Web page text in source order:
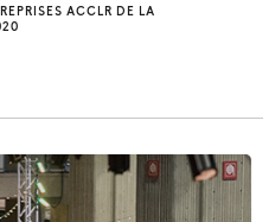
ACCLR DE LA